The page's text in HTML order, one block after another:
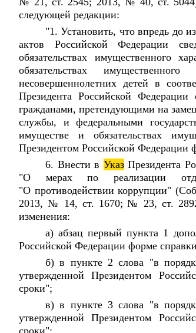
следующей редакции:
"1. Установить, что впредь до
актов Российской Федерации
обязательствах имущественного
обязательствах
несовершеннолетних детей в
Президента Российской
гражданами, претендующими на
службы, и федеральными
имуществе и обязательствах
Президентом Российской Федерации
6. Внести в УказПрезидента
"О мерах по реализации
"О противодействии коррупции"
2013, № 14, ст. 1670; № 23, ст.
изменения:
а) абзац первый пункта 1
Российской Федерации форме
б) в пункте 2 слова "в
утвержденной Президентом
сроки";
в) в пункте 3 слова "в
утвержденной Президентом
сроки";